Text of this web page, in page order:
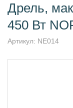
Дрель,
450 Вт
Артикул: NE014